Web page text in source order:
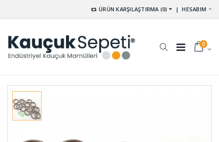
ÜRÜN KARŞILAŞTIRMA (0) |HESABIM
0